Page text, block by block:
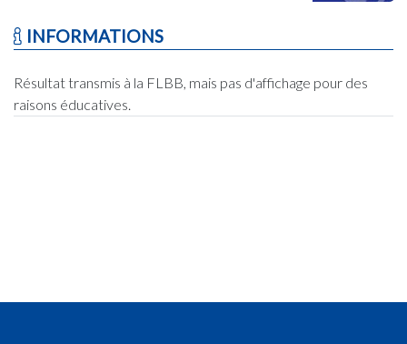
INFORMATIONS
Résultat transmis à la FLBB, mais pas d'affichage pour des
raisons éducatives.